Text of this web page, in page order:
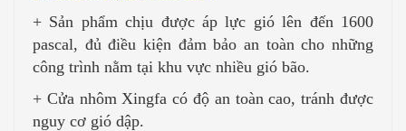
+ Sản phẩm chịu được áp lực gió lên đến 1600
pascal, đủ điều kiện đảm bảo an toàn cho những
công trình nằm tại khu vực nhiều gió bão.
+ Cửa nhôm Xingfa có độ an toàn cao, tránh được
nguy cơ gió dập.